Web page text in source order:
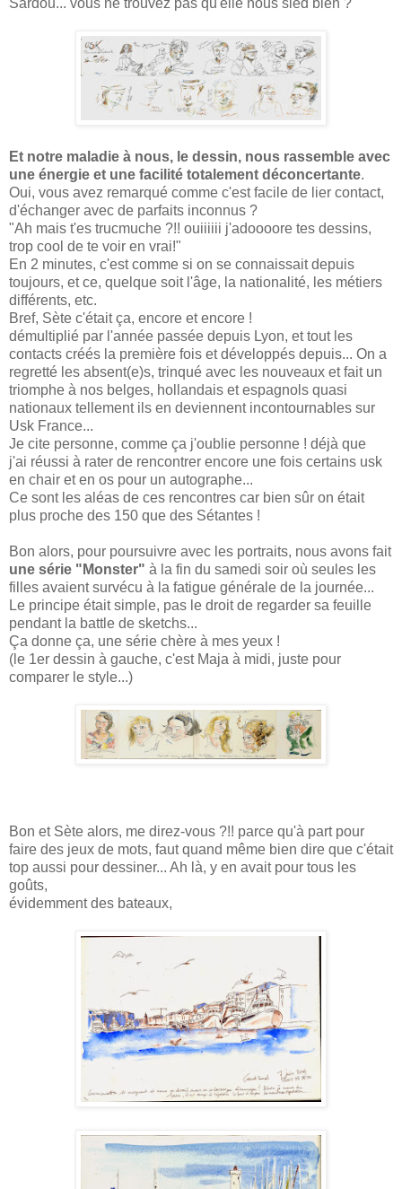
Sardou... vous ne trouvez pas qu'elle nous sied bien ?
Et notre maladie à nous, le dessin, nous rassemble avec
une énergie et une facilité totalement déconcertante.
Oui, vous avez remarqué comme c'est facile de lier contact,
d'échanger avec de parfaits inconnus ?
"Ah mais t'es trucmuche ?!! ouiiiiii j'adoooore tes dessins,
trop cool de te voir en vrai!"
En 2 minutes, c'est comme si on se connaissait depuis
toujours, et ce, quelque soit l'âge, la nationalité, les métiers
différents, etc.
Bref, Sète c'était ça, encore et encore !
démultiplié par l'année passée depuis Lyon, et tout les
contacts créés la première fois etdéveloppés depuis... On a
regretté les absent(e)s, trinqué avec les nouveaux et fait un
triomphe à nos belges, hollandais et espagnols quasi
nationaux tellement ils en deviennent incontournables sur
Usk France...
Je cite personne, comme ça j'oublie personne ! déjà que
j'ai réussi à rater de rencontrer encore une fois certains usk
en chair et en os pour un autographe...
Ce sont les aléas de ces rencontres car bien sûr on était
plus proche des 150 que des Sétantes !
Bon alors, pour poursuivre avec les portraits, nous avons fait
une série "Monster" à la fin du samedi soir où seules les
filles avaient survécu à la fatigue générale de la journée...
Le principe était simple, pas le droit de regarder sa feuille
pendant la battle de sketchs...
Ça donne ça, une série chère à mes yeux !
(le 1er dessin à gauche, c'est Maja à midi, juste pour
comparer le style...)
Bon et Sète alors, me direz-vous ?!! parce qu'à part pour
faire des jeux de mots, faut quand même bien dire que c'était
top aussi pour dessiner... Ah là, y en avait pour tous les
goûts,
évidemment des bateaux,